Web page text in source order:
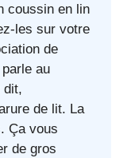
coussin en lin
les sur votre
de
au
dit,
de lit. La
Ça vous
de gros